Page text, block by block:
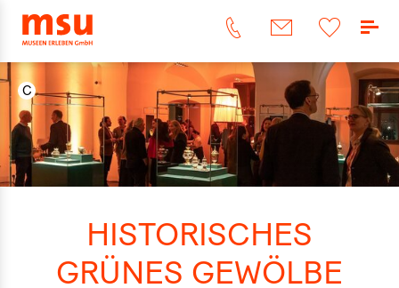
HISTORISCHES
GRÜNES GEWÖLBE